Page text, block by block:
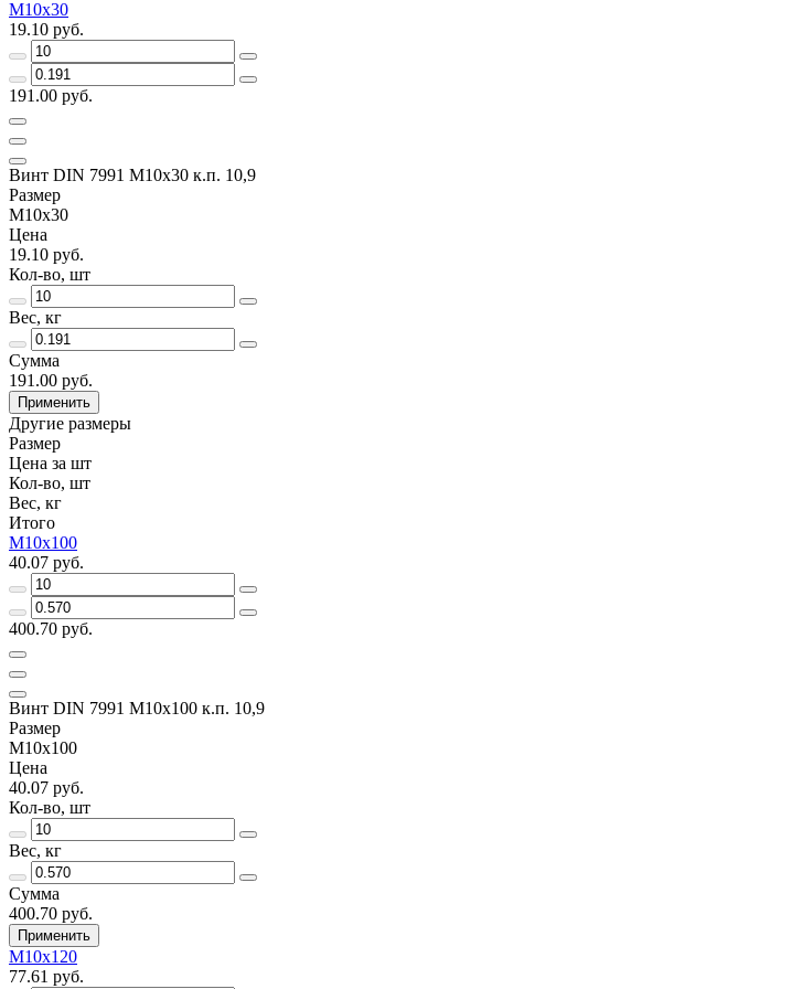
M10x30
19.10 руб.
191.00 руб.
Винт DIN 7991 M10x30 к.п. 10,9
Размер
M10x30
Цена
19.10 руб.
Кол-во, шт
Вес, кг
Сумма
191.00 руб.
Применить
Другие размеры
Размер
Цена за шт
Кол-во, шт
Вес, кг
Итого
M10x100
40.07 руб.
400.70 руб.
Винт DIN 7991 M10x100 к.п. 10,9
Размер
M10x100
Цена
40.07 руб.
Кол-во, шт
Вес, кг
Сумма
400.70 руб.
Применить
M10x120
77.61 руб.